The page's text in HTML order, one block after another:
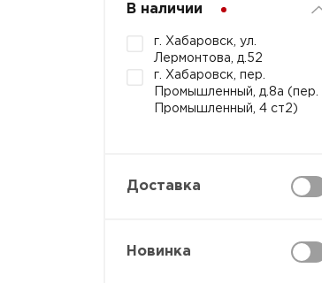
В наличии
г. Хабаровск, ул.
Лермонтова, д.52
г. Хабаровск, пер.
Промышленный, д.8а (пер.
Промышленный, 4 ст2)
Доставка
Новинка